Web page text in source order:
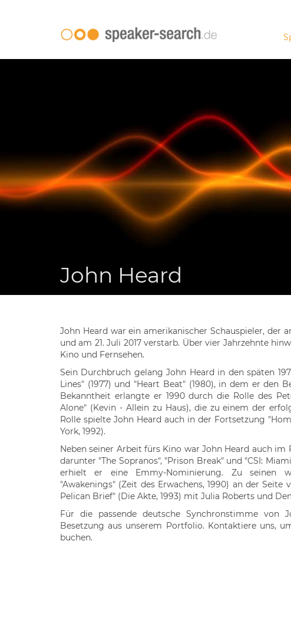
John Heard
John Heard war ein amerikanischer Schauspieler, der
und am 21. Juli 2017 verstarb. Über vier Jahrzehnte
Kino und Fernsehen.
Sein Durchbruch gelang John Heard in den späten
Lines" (1977) und "Heart Beat" (1980), in dem er den
Bekanntheit erlangte er 1990 durch die Rolle des
Alone" (Kevin - Allein zu Haus), die zu einem der
Rolle spielte John Heard auch in der Fortsetzung
York, 1992).
Neben seiner Arbeit fürs Kino war John Heard auch
darunter "The Sopranos", "Prison Break" und "CSI:
erhielt er eine Emmy-Nominierung. Zu seinen
"Awakenings" (Zeit des Erwachens, 1990) an der
Pelican Brief" (Die Akte, 1993) mit Julia Roberts und
Für die passende deutsche Synchronstimme
Besetzung aus unserem Portfolio. Kontaktiere uns,
buchen.